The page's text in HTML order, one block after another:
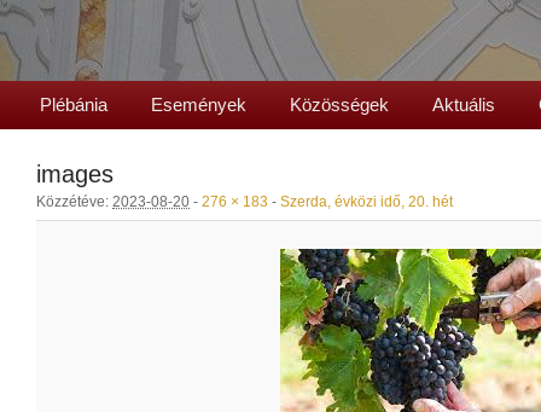
Plébánia Események Közösségek Aktuális
images
Közzétéve: 2023-08-20 - 276 × 183 - Szerda, évközi idő, 20. hét